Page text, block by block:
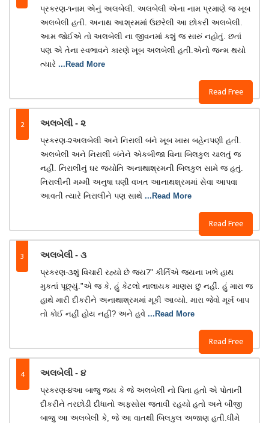
Read Free
પ્રકરણ-૧નામ એનું અલબેલી. અલબેલી એના નામ પ્રમાણે જ ખૂબ
અલબેલી હતી. અનાથ આશ્રમમાં ઉછરેલી આ છોકરી અલબેલી.
આમ જોઈએ તો અલબેલી ના જીવનમાં કશું જ સારું નહોતું. છતાં
પણ એ તેના સ્વભાવને કારણે ખૂબ અલબેલી હતી.એનો જન્મ થયો
ત્યારે ...Read More
2 અલબેલી - ૨
Read Free
પ્રકરણ-૨અલબેલી અને નિરાલી બંને ખૂબ ખાસ બહેનપણી હતી.
અલબેલી અને નિરાલી બંનેને એકબીજા વિના બિલકુલ ચાલતું જ
નહીં. નિરાલીનું ઘર જ્યોતિ અનાથાશ્રમની બિલકુલ સામે જ હતું.
નિરાલીની મમ્મી અનુષા ઘણી વખત આનાથશ્રમમાં સેવા આપવા
આવતી ત્યારે નિરાલીને પણ સાથે ...Read More
3 અલબેલી - ૩
Read Free
પ્રકરણ-૩શું વિચારી રહ્યો છે જય?" કીર્તિએ જયના ખભે હાથ
મુકતાં પૂછ્યું."એ જ કે, હું કેટલો નાલાયક માણસ છું નહીં. હું મારા જ
હાથે મારી દીકરીને અનાથાશ્રમમાં મૂકી આવ્યો. મારા જેવો મૂર્ખ બાપ
તો કોઈ નહીં હોય નહીં? અને હવે ...Read More
4 અલબેલી - ૪
પ્રકરણ-૪આ બાજુ જય કે જે અલબેલી નો પિતા હતો એ પોતાની
દીકરીને તરછોડી દીધાનો અફસોસ જતાવી રહયો હતો અને બીજી
બાજુ આ અલબેલી કે, જે આ વાતથી બિલકુલ અજાણ હતી.ધીમે